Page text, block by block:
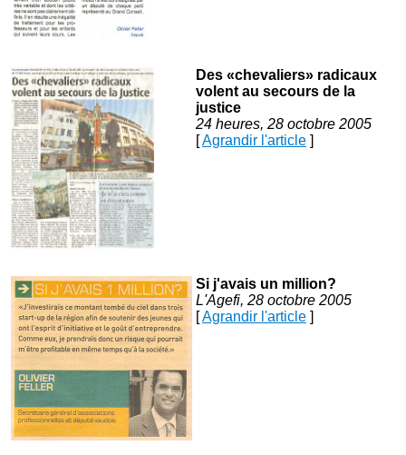
Des «chevaliers» radicaux
volent au secours de la
justice
24 heures, 28 octobre 2005
[Agrandir l'article]
Si j'avais un million?
L'Agefi, 28 octobre 2005
[Agrandir l'article]